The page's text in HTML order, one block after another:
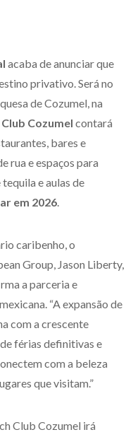
acaba de anunciar que
privativo. Será no
de Cozumel, na
Cozumel contará
bares e
rua e espaços para
e aulas de
em 2026
caribenho, o
Group, Jason Liberty,
a parceria e
“A expansão de
com a crescente
férias definitivas e
com a beleza
que visitam.”
Club Cozumel irá